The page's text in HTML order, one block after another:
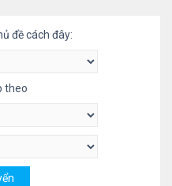
đề cách đây:
theo